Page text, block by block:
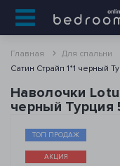
Главная Для спальни
Сатин Страйп 1*1 черный
Наволочки
черный Турция
ТОП ПРОДАЖ
АКЦИЯ